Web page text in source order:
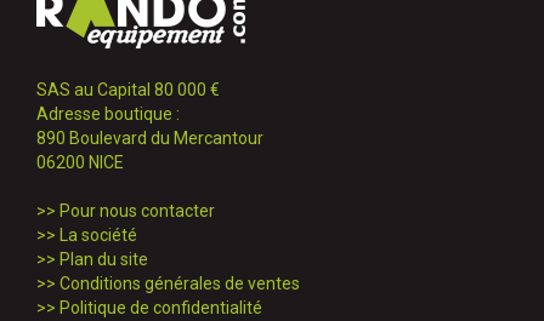
SAS au Capital 80 000 €
Adresse boutique :
890 Boulevard du Mercantour
06200 NICE
>> Pour nous contacter
>>
La société
>> Plan du site
>> Conditions générales de ventes
>> Politique de confidentialité